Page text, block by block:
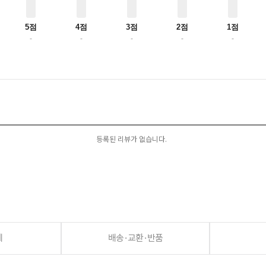
5점
-
4점
-
3점
-
2점
-
1점
-
등록된 리뷰가 없습니다.
배송·교환·반품